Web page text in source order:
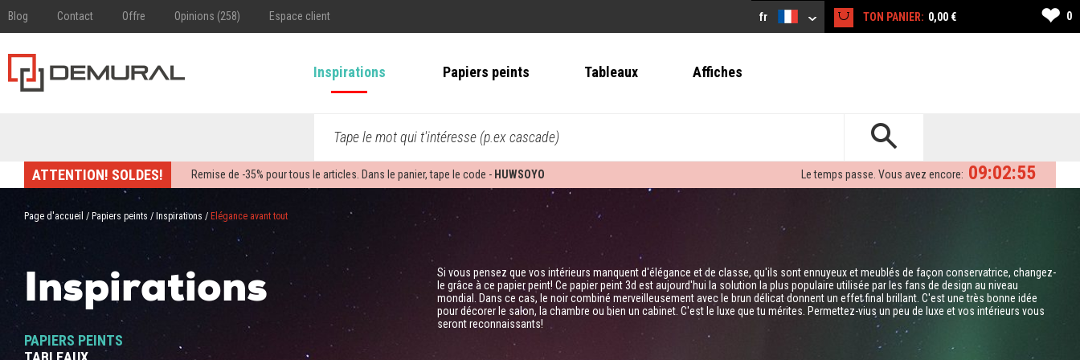
Blog Contact Offre Opinions (258) Espace client fr TON PANIER: 0,00 € ❤ 0
Inspirations Papiers peints Tableaux Affiches
Tape le mot qui t'intéresse (p.ex cascade)
ATTENTION! SOLDES! Remise de -35% pour tous le articles. Dans le panier, tape le code - HUWSOYO 09:02:54
Le temps passe. Vous avez encore:
Page d'accueil / Papiers peints / Inspirations / Elégance avant tout
Inspirations
PAPIERS PEINTS
Si vous pensez que vos intérieurs manquent d'élégance et de classe, qu'ils sont ennuyeux et meublés de façon conservatrice, changez-
le grâce à ce papier peint! Ce papier peint 3d est aujourd'hui la solution la plus populaire utilisée par les fans de design au niveau
mondial. Dans ce cas, le noir combiné merveilleusement avec le brun délicat donnent un effet final brillant. C'est une très bonne idée
pour décorer le salon, la chambre ou bien un cabinet. C'est le luxe que tu mérites. Permettez-vius un peu de luxe et vos intérieurs vous
seront reconnaissants!